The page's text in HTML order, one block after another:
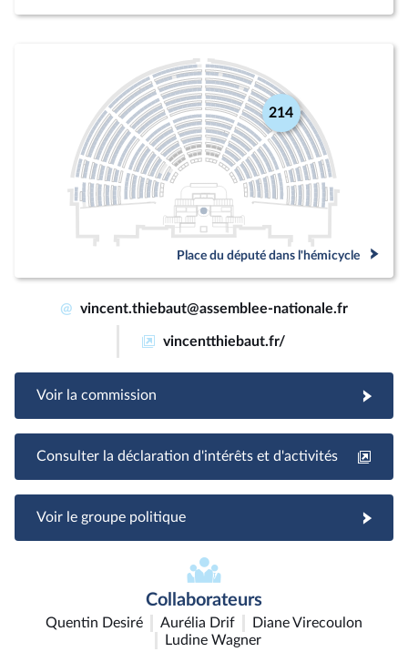
214
Place du député dans l'hémicycle
@ vincent.thiebaut@assemblee-nationale.fr
vincentthiebaut.fr/
Voir la commission
Consulter la déclaration d'intérêts et d'activités
Voir le groupe politique
Collaborateurs
Quentin Desiré Aurélia Drif
Diane Virecoulon
Ludine Wagner